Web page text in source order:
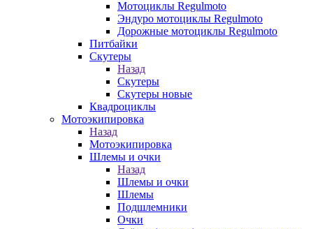
Мотоциклы Regulmoto
Эндуро мотоциклы Regulmoto
Дорожные мотоциклы Regulmoto
Питбайки
Скутеры
Назад
Скутеры
Скутеры новые
Квадроциклы
Мотоэкипировка
Назад
Мотоэкипировка
Шлемы и очки
Назад
Шлемы и очки
Шлемы
Подшлемники
Очки